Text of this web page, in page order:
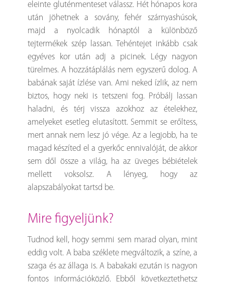
eleinte gluténmenteset válassz. Hét hónapos kora
után jöhetnek a sovány, fehér szárnyashúsok,
majd a nyolcadik hónaptól a különböző
tejtermékek szép lassan. Tehéntejet inkább csak
egyéves kor után adj a picinek. Légy nagyon
türelmes. A hozzátáplálás nem egyszerű dolog. A
babának saját ízlése van. Ami neked ízlik, az nem
biztos, hogy neki is tetszeni fog. Próbálj lassan
haladni, és térj vissza azokhoz az ételekhez,
amelyeket esetleg elutasított. Semmit se erőltess,
mert annak nem lesz jó vége. Az a legjobb, ha te
magad készíted el a gyerkőc ennivalóját, de akkor
sem dől össze a világ, ha az üveges bébiételek
mellett voksolsz. A lényeg, hogy az
alapszabályokat tartsd be.
mire figyeljünk?
Tudnod kell, hogy semmi sem marad olyan, mint
eddig volt. A baba széklete megváltozik, a színe, a
szaga és az állaga is. A babakaki ezután is nagyon
fontos információközlő. Ebből következtethetsz